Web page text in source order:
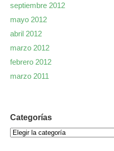
septiembre 2012
mayo 2012
abril 2012
marzo 2012
febrero 2012
marzo 2011
Categorías